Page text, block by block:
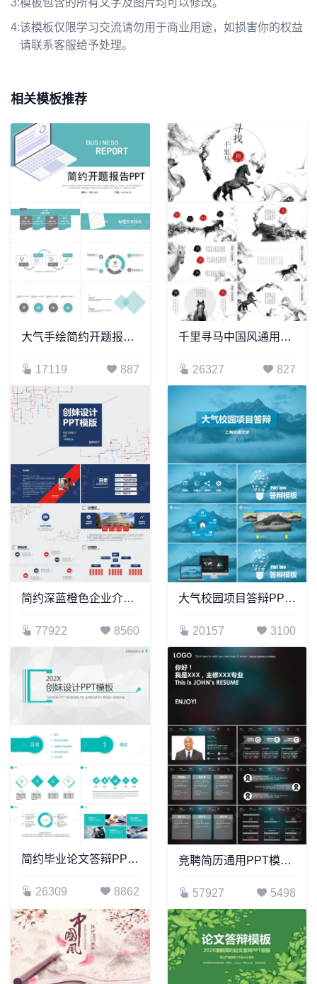
3:模板包含的所有文字及图片均可以修改。
4:该模板仅限学习交流请勿用于商业用途，如损害你的权益
请联系客服给予处理。
相关模板推荐
大气手绘简约开题报告PPT模板
17119 887
千里寻马中国风通用PPT模板
26327 827
简约深蓝橙色企业介绍公司概况
77922 8560
大气校园项目答辩PPT模板
20157 3100
简约毕业论文答辩PPT模版研究课题PPT模板
26309 8862
竞聘简历通用PPT模板(54)
57927 5498